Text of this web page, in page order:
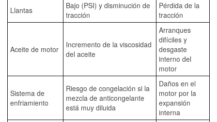
Llantas
Bajo (PSI) y disminución de
tracción
Pérdida de la
tracción
Aceite de motor
Incremento de la viscosidad
del aceite
Arranques
difíciles y
desgaste
interno del
motor
Sistema de
enfriamiento
Riesgo de congelación si la
mezcla de anticongelante
está muy diluida
Daños en el
motor por la
expansión
interna